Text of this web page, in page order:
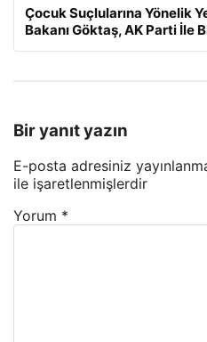
Çocuk Suçlularına Yönelik
Bakanı Göktaş, AK Parti İle
Bir yanıt yazın
E-posta adresiniz
ile işaretlenmişlerdir
Yorum *